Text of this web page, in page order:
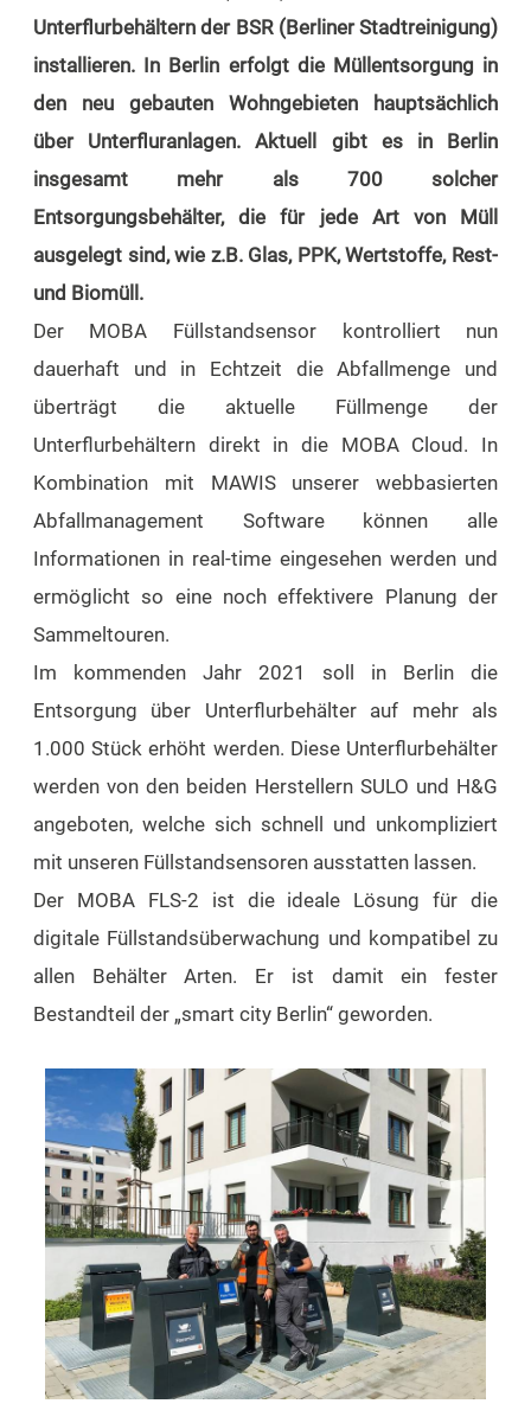
Unterflurbehältern der BSR (Berliner Stadtreinigung)
installieren. In Berlin erfolgt die Müllentsorgung in
den neu gebauten Wohngebieten hauptsächlich
über Unterfluranlagen. Aktuell gibt es in Berlin
insgesamt mehr als 700 solcher
Entsorgungsbehälter, die für jede Art von Müll
ausgelegt sind, wie z.B. Glas, PPK, Wertstoffe, Rest-
und Biomüll.
Der MOBA Füllstandsensor kontrolliert nun
dauerhaft und in Echtzeit die Abfallmenge und
überträgt die aktuelle Füllmenge der
Unterflurbehältern direkt in die MOBA Cloud. In
Kombination mit MAWIS unserer webbasierten
Abfallmanagement Software können alle
Informationen in real-time eingesehen werden und
ermöglicht so eine noch effektivere Planung der
Sammeltouren.
Im kommenden Jahr 2021 soll in Berlin die
Entsorgung über Unterflurbehälter auf mehr als
1.000 Stück erhöht werden. Diese Unterflurbehälter
werden von den beiden Herstellern SULO und H&G
angeboten, welche sich schnell und unkompliziert
mit unseren Füllstandsensoren ausstatten lassen.
Der MOBA FLS-2 ist die ideale Lösung für die
digitale Füllstandsüberwachung und kompatibel zu
allen Behälter Arten. Er ist damit ein fester
Bestandteil der „smart city Berlin“ geworden.